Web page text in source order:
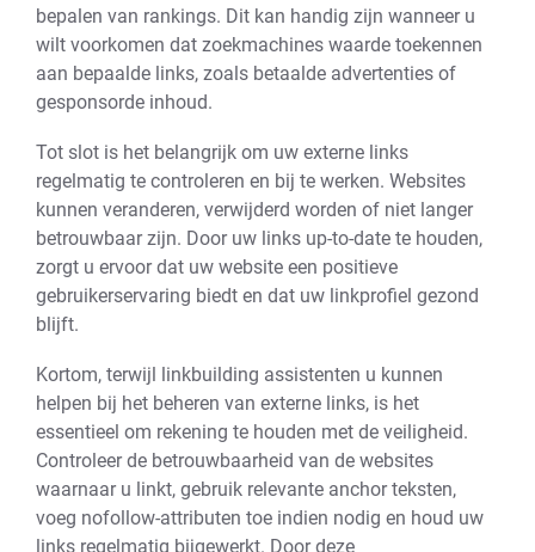
bepalen van rankings. Dit kan handig zijn wanneer u
wilt voorkomen dat zoekmachines waarde toekennen
aan bepaalde links, zoals betaalde advertenties of
gesponsorde inhoud.
Tot slot is het belangrijk om uw externe links
regelmatig te controleren en bij te werken. Websites
kunnen veranderen, verwijderd worden of niet langer
betrouwbaar zijn. Door uw links up-to-date te houden,
zorgt u ervoor dat uw website een positieve
gebruikerservaring biedt en dat uw linkprofiel gezond
blijft.
Kortom, terwijl linkbuilding assistenten u kunnen
helpen bij het beheren van externe links, is het
essentieel om rekening te houden met de veiligheid.
Controleer de betrouwbaarheid van de websites
waarnaar u linkt, gebruik relevante anchor teksten,
voeg nofollow-attributen toe indien nodig en houd uw
links regelmatig bijgewerkt. Door deze